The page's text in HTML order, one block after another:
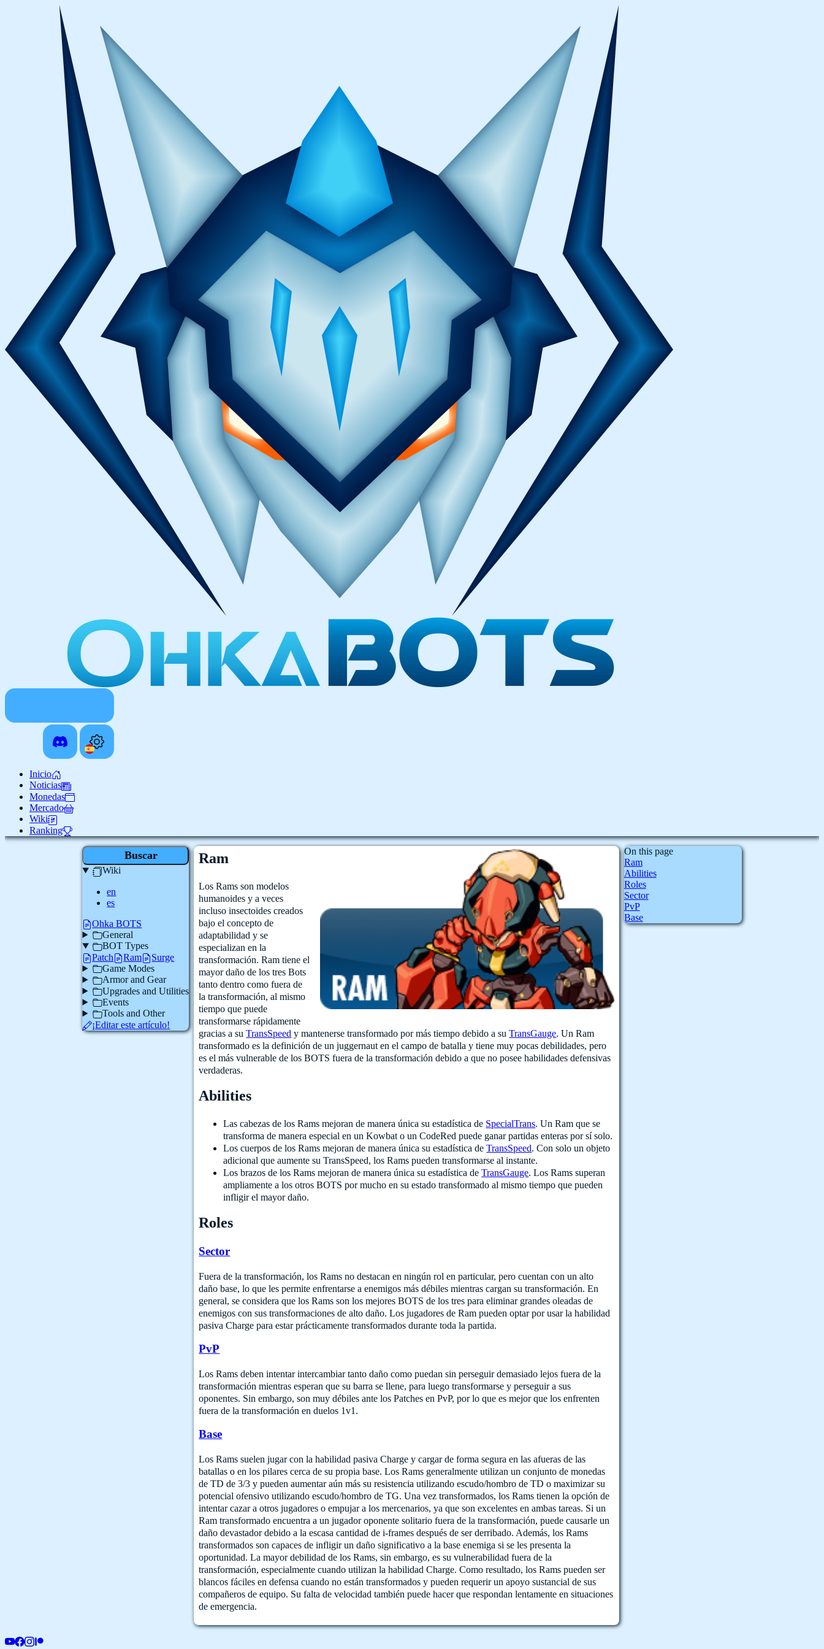
Inicio
Noticias
Monedas
Mercado
Wiki
Ranking
Buscar
Wiki
en
es
Ohka BOTS
General
BOT Types
Patch
Ram
Surge
Game Modes
Armor and Gear
Upgrades and Utilities
Events
Tools and Other
¡Editar este artículo!
Ram
Los Rams son modelos
humanoides y a veces
incluso insectoides creados
bajo el concepto de
adaptabilidad y se
especializan en la
transformación. Ram tiene el
mayor daño de los tres Bots
tanto dentro como fuera de
la transformación, al mismo
tiempo que puede
transformarse rápidamente
gracias a suTransSpeed y mantenerse transformado por más tiempo debido a suTransGauge. Un Ram
transformado es la definición de un juggernaut en el campo de batalla y tiene muy pocas debilidades, pero
es el más vulnerable de los BOTS fuera de la transformación debido a que no posee habilidades defensivas
verdaderas.
Abilities
Las cabezas de los Rams mejoran de manera única su estadística de SpecialTrans. Un Ram que se
transforma de manera especial en un Kowbat o un CodeRed puede ganar partidas enteras por sí solo.
Los cuerpos de los Rams mejoran de manera única su estadística deTransSpeed. Con solo un objeto
adicional que aumente su TransSpeed, los Rams pueden transformarse al instante.
Los brazos de los Rams mejoran de manera única su estadística deTransGauge. Los Rams superan
ampliamente a los otros BOTS por mucho en su estado transformado al mismo tiempo que pueden
infligir el mayor daño.
Roles
Sector
Fuera de la transformación, los Rams no destacan en ningún rol en particular, pero cuentan con un alto
daño base, lo que les permite enfrentarse a enemigos más débiles mientras cargan su transformación. En
general, se considera que los Rams son los mejores BOTS de los tres para eliminar grandes oleadas de
enemigos con sus transformaciones de alto daño. Los jugadores de Ram pueden optar por usar la habilidad
pasiva Charge para estar prácticamente transformados durante toda la partida.
PvP
Los Rams deben intentar intercambiar tanto daño como puedan sin perseguir demasiado lejos fuera de la
transformación mientras esperan que su barra se llene, para luego transformarse y perseguir a sus
oponentes. Sin embargo, son muy débiles ante los Patches en PvP, por lo que es mejor que los enfrenten
fuera de la transformación en duelos 1v1.
Base
Los Rams suelen jugar con la habilidad pasiva Charge y cargar de forma segura en las afueras de las
batallas o en los pilares cerca de su propia base. Los Rams generalmente utilizan un conjunto de monedas
de TD de 3/3 y pueden aumentar aún más su resistencia utilizando escudo/hombro de TD o maximizar su
potencial ofensivo utilizando escudo/hombro de TG. Una vez transformados, los Rams tienen la opción de
intentar cazar a otros jugadores o empujar a los mercenarios, ya que son excelentes en ambas tareas. Si un
Ram transformado encuentra a un jugador oponente solitario fuera de la transformación, puede causarle un
daño devastador debido a la escasa cantidad de i-frames después de ser derribado. Además, los Rams
transformados son capaces de infligir un daño significativo a la base enemiga si se les presenta la
oportunidad. La mayor debilidad de los Rams, sin embargo, es su vulnerabilidad fuera de la
transformación, especialmente cuando utilizan la habilidad Charge. Como resultado, los Rams pueden ser
blancos fáciles en defensa cuando no están transformados y pueden requerir un apoyo sustancial de sus
compañeros de equipo. Su falta de velocidad también puede hacer que respondan lentamente en situaciones
de emergencia.
On this page
Ram
Abilities
Roles
Sector
PvP
Base